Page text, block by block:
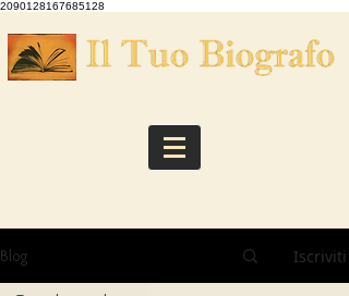
2090128167685128
Blog Iscriviti